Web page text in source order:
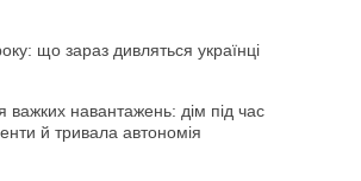
що зараз дивляться українці
важких навантажень: дім під час
й тривала автономія